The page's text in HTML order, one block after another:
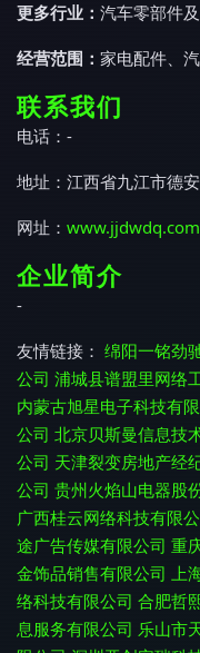
更多行业： 汽车零部件
经营范围： 家电配件、
联系我们
电话：-
地址：江西省九江市德
网址： www.jjdwdq.com
企业简介
-
友情链接： 绵阳一铭劲
公司 浦城县谱盟里网络
内蒙古旭星电子科技有
公司 北京贝斯曼信息技
公司 天津裂变房地产经
公司 贵州火焰山电器股
广西桂云网络科技有限
途广告传媒有限公司 重
金饰品销售有限公司 上
络科技有限公司 合肥哲
息服务有限公司 乐山市